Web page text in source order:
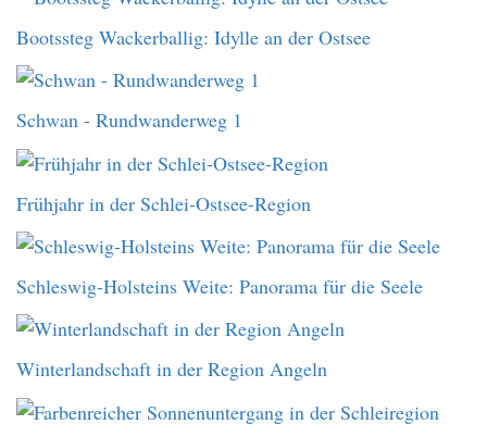
Bootssteg Wackerballig: Idylle an der Ostsee
Schwan - Rundwanderweg 1
Frühjahr in der Schlei-Ostsee-Region
Schleswig-Holsteins Weite: Panorama für die Seele
Winterlandschaft in der Region Angeln